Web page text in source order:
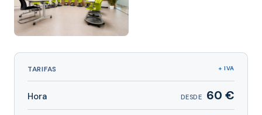
TARIFAS + IVA
Hora DESDE 60 €